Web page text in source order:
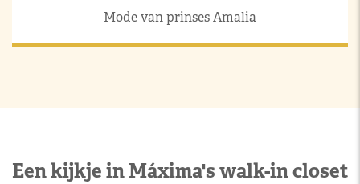
Mode van prinses Amalia
Een kijkje in Máxima's walk-in closet